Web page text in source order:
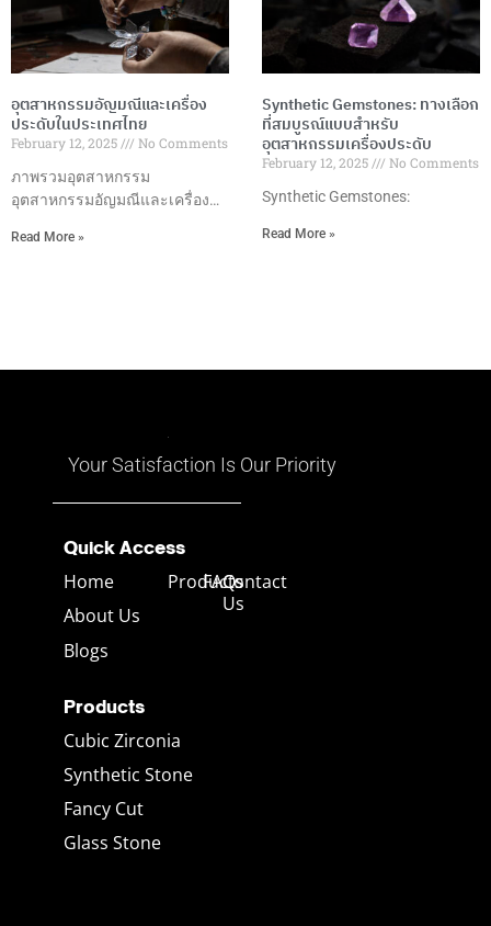
อุตสาหกรรมอัญมณีและเครื่อง
ประดับในประเทศไทย
February 12, 2025
No Comments
ภาพรวมอุตสาหกรรม
อุตสาหกรรมอัญมณีและเครื่อง
ในอุตสาหกรรมที่มีความสำคัญสูง
Read More »
Synthetic Gemstones: ทางเลือก
ที่สมบูรณ์แบบสำหรับ
อุตสาหกรรมเครื่องประดับ
February 12, 2025
No Comments
Synthetic Gemstones:
Read More »
Your Satisfaction Is Our Priority
Quick Access
Home
About Us
Blogs
Products
FAQsContact
Us
Products
Cubic Zirconia
Synthetic Stone
Fancy Cut
Glass Stone